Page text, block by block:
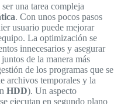
una tarea compleja
. Con unos pocos pasos
usuario puede mejorar
La optimización se
innecesarios y asegurar
de la manera más
de los programas que se
archivos temporales y la
HDD). Un aspecto
ejecutan en segundo plano